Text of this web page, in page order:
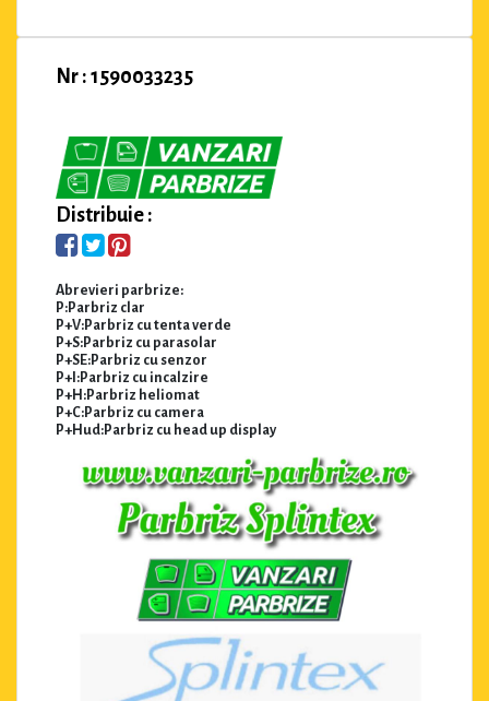
Nr : 1590033235
Distribuie :
Abrevieri parbrize:
P:Parbriz clar
P+V:Parbriz cu tenta verde
P+S:Parbriz cu parasolar
P+SE:Parbriz cu senzor
P+I:Parbriz cu incalzire
P+H:Parbriz heliomat
P+C:Parbriz cu camera
P+Hud:Parbriz cu head up display